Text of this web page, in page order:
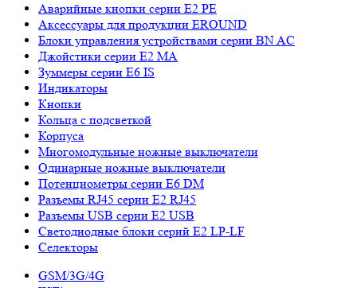
Аварийные кнопки серии E2 PE
Аксессуары для продукции EROUND
Блоки управления устройствами серии BN AC
Джойстики серии E2 MA
Зуммеры серии E6 IS
Индикаторы
Кнопки
Кольца с подсветкой
Корпуса
Многомодульные ножные выключатели
Одинарные ножные выключатели
Потенциометры серии E6 DM
Разъемы RJ45 серии E2 RJ45
Разъемы USB серии E2 USB
Светодиодные блоки серий E2 LP-LF
Селекторы
GSM/3G/4G